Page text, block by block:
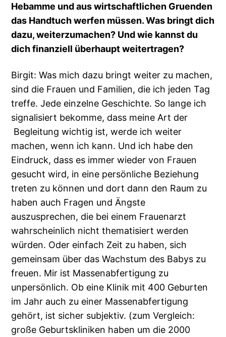
Hebamme und aus wirtschaftlichen Gruenden
das Handtuch werfen müssen. Was bringt dich
dazu, weiterzumachen? Und wie kannst du
dich finanziell überhaupt weitertragen?
Birgit: Was mich dazu bringt weiter zu machen,
sind die Frauen und Familien, die ich jeden Tag
treffe. Jede einzelne Geschichte. So lange ich
signalisiert bekomme, dass meine Art der
Begleitung wichtig ist, werde ich weiter
machen, wenn ich kann. Und ich habe den
Eindruck, dass es immer wieder von Frauen
gesucht wird, in eine persönliche Beziehung
treten zu können und dort dann den Raum zu
haben auch Fragen und Ängste
auszusprechen, die bei einem Frauenarzt
wahrscheinlich nicht thematisiert werden
würden. Oder einfach Zeit zu haben, sich
gemeinsam über das Wachstum des Babys zu
freuen. Mir ist Massenabfertigung zu
unpersönlich. Ob eine Klinik mit 400 Geburten
im Jahr auch zu einer Massenabfertigung
gehört, ist sicher subjektiv. (zum Vergleich:
große Geburtskliniken haben um die 2000